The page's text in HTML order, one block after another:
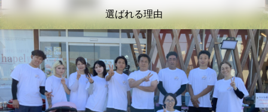
選ばれる理由